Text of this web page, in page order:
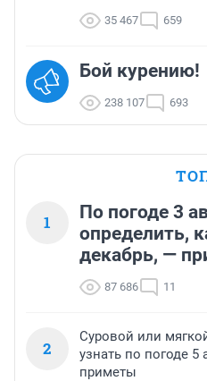
35 467 659
Бой курению!
238 107 693
1
По погоде 3
определить,
декабрь, —
87 686 11
2
Суровой или
узнать по погоде
приметы